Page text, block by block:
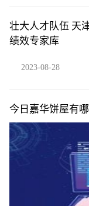
壮大人才队伍 天津建设行业领域
绩效专家库
2023-08-28
今日嘉华饼屋有